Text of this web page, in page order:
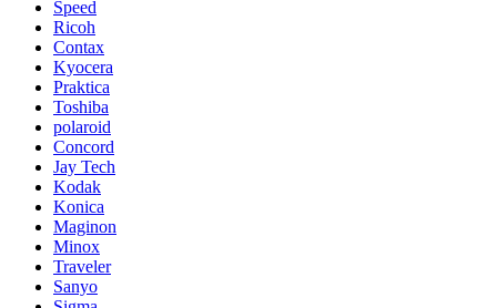
Speed
Ricoh
Contax
Kyocera
Praktica
Toshiba
polaroid
Concord
Jay Tech
Kodak
Konica
Maginon
Minox
Traveler
Sanyo